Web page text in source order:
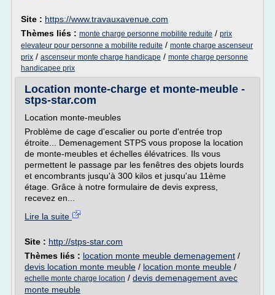
Site : https://www.travauxavenue.com
Thèmes liés : monte charge personne mobilite reduite / prix
elevateur pour personne a mobilite reduite / monte charge ascenseur
prix / ascenseur monte charge handicape / monte charge personne
handicapee prix
Location monte-charge et monte-meuble -
stps-star.com
Location monte-meubles
Problème de cage d'escalier ou porte d'entrée trop
étroite... Demenagement STPS vous propose la location
de monte-meubles et échelles élévatrices. Ils vous
permettent le passage par les fenêtres des objets lourds
et encombrants jusqu'à 300 kilos et jusqu'au 11ème
étage. Grâce à notre formulaire de devis express,
recevez en...
Lire la suite
Site : http://stps-star.com
Thèmes liés : location monte meuble demenagement /
devis location monte meuble / location monte meuble /
echelle monte charge location / devis demenagement avec
monte meuble